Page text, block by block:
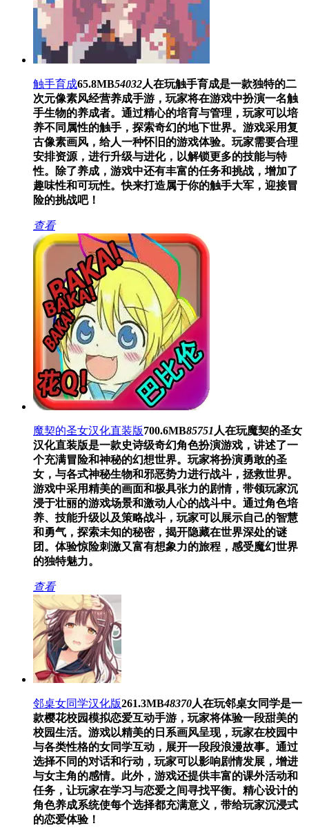
触手育成65.8MB54032人在玩触手育成是一款独特的二
次元像素风经营养成手游，玩家将在游戏中扮演一名触
手生物的养成者。通过精心的培育与管理，玩家可以培
养不同属性的触手，探索奇幻的地下世界。游戏采用复
古像素画风，给人一种怀旧的游戏体验。玩家需要合理
安排资源，进行升级与进化，以解锁更多的技能与特
性。除了养成，游戏中还有丰富的任务和挑战，增加了
趣味性和可玩性。快来打造属于你的触手大军，迎接冒
险的挑战吧！
查看
魔契的圣女汉化直装版700.6MB85751 人在玩魔契的圣女
汉化直装版是一款史诗级奇幻角色扮演游戏，讲述了一
个充满冒险和神秘的幻想世界。玩家将扮演勇敢的圣
女，与各式神秘生物和邪恶势力进行战斗，拯救世界。
游戏中采用精美的画面和极具张力的剧情，带领玩家沉
浸于壮丽的游戏场景和激动人心的战斗中。通过角色培
养、技能升级以及策略战斗，玩家可以展示自己的智慧
和勇气，探索未知的秘密，揭开隐藏在世界深处的谜
团。体验惊险刺激又富有想象力的旅程，感受魔幻世界
的独特魅力。
查看
邻桌女同学汉化版261.3MB48370人在玩邻桌女同学是一
款樱花校园模拟恋爱互动手游，玩家将体验一段甜美的
校园生活。游戏以精美的日系画风呈现，玩家在校园中
与各类性格的女同学互动，展开一段段浪漫故事。通过
选择不同的对话和行动，玩家可以影响剧情发展，增进
与女主角的感情。此外，游戏还提供丰富的课外活动和
任务，让玩家在学习与恋爱之间寻找平衡。精心设计的
角色养成系统使每个选择都充满意义，带给玩家沉浸式
的恋爱体验！